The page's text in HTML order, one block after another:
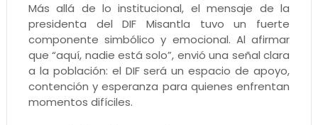
Más allá de lo institucional, el mensaje de la
presidenta del DIF Misantla tuvo un fuerte
componente simbólico y emocional. Al afirmar
que “aquí, nadie está solo”, envió una señal clara
a la población: el DIF será un espacio de apoyo,
contención y esperanza para quienes enfrentan
momentos difíciles.